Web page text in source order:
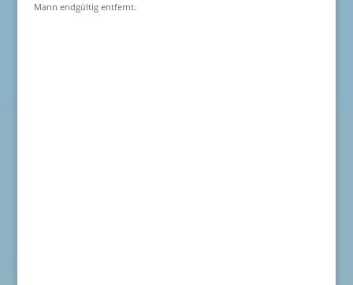
Mann endgültig entfernt.